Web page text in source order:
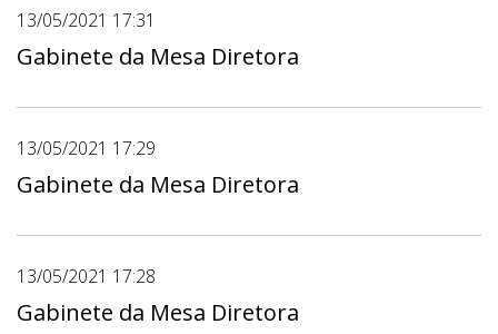
13/05/2021 17:31
Gabinete da Mesa Diretora
13/05/2021 17:29
Gabinete da Mesa Diretora
13/05/2021 17:28
Gabinete da Mesa Diretora